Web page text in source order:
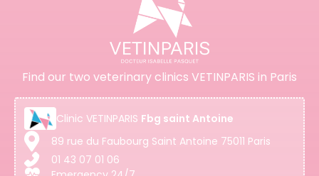
Find our two veterinary clinics VETINPARIS in Paris
Clinic VETINPARIS Fbg saint Antoine
89 rue du Faubourg Saint Antoine 75011 Paris
01 43 07 01 06